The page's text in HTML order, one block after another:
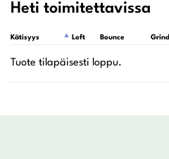
Heti toimitettavissa
Kätisyys Loft Bounce Grind